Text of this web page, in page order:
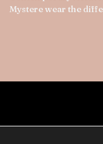
Mystere wear the